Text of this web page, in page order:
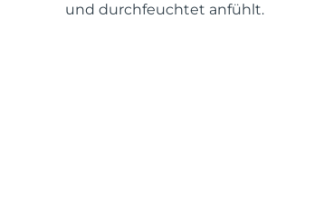
und durchfeuchtet anfühlt.